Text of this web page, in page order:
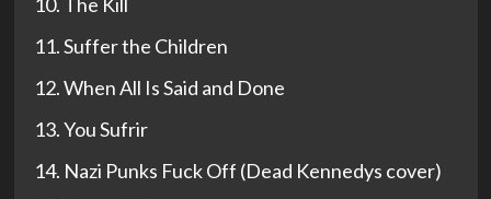
Suffer the Children
When All Is Said and Done
You Sufrir
Nazi Punks Fuck Off (Dead Kennedys cover)